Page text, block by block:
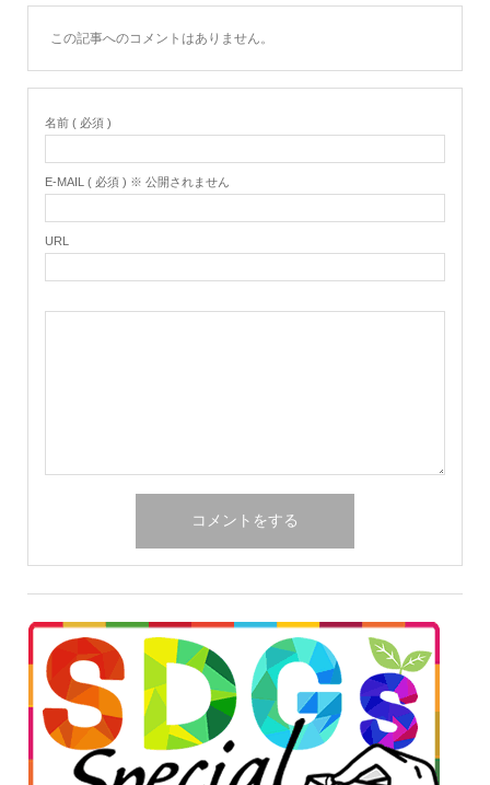
この記事へのコメントはありません。
名前 ( 必須 )
E-MAIL ( 必須 ) ※ 公開されません
URL